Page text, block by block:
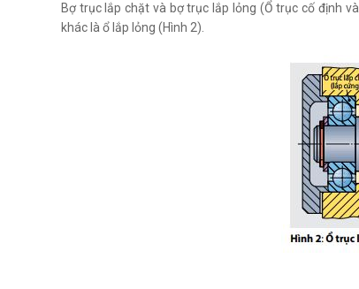
Bợ trục lắp chặt và bợ trục lắp lỏng (Ổ trục cố định
khác là ổ lắp lỏng (Hình 2).